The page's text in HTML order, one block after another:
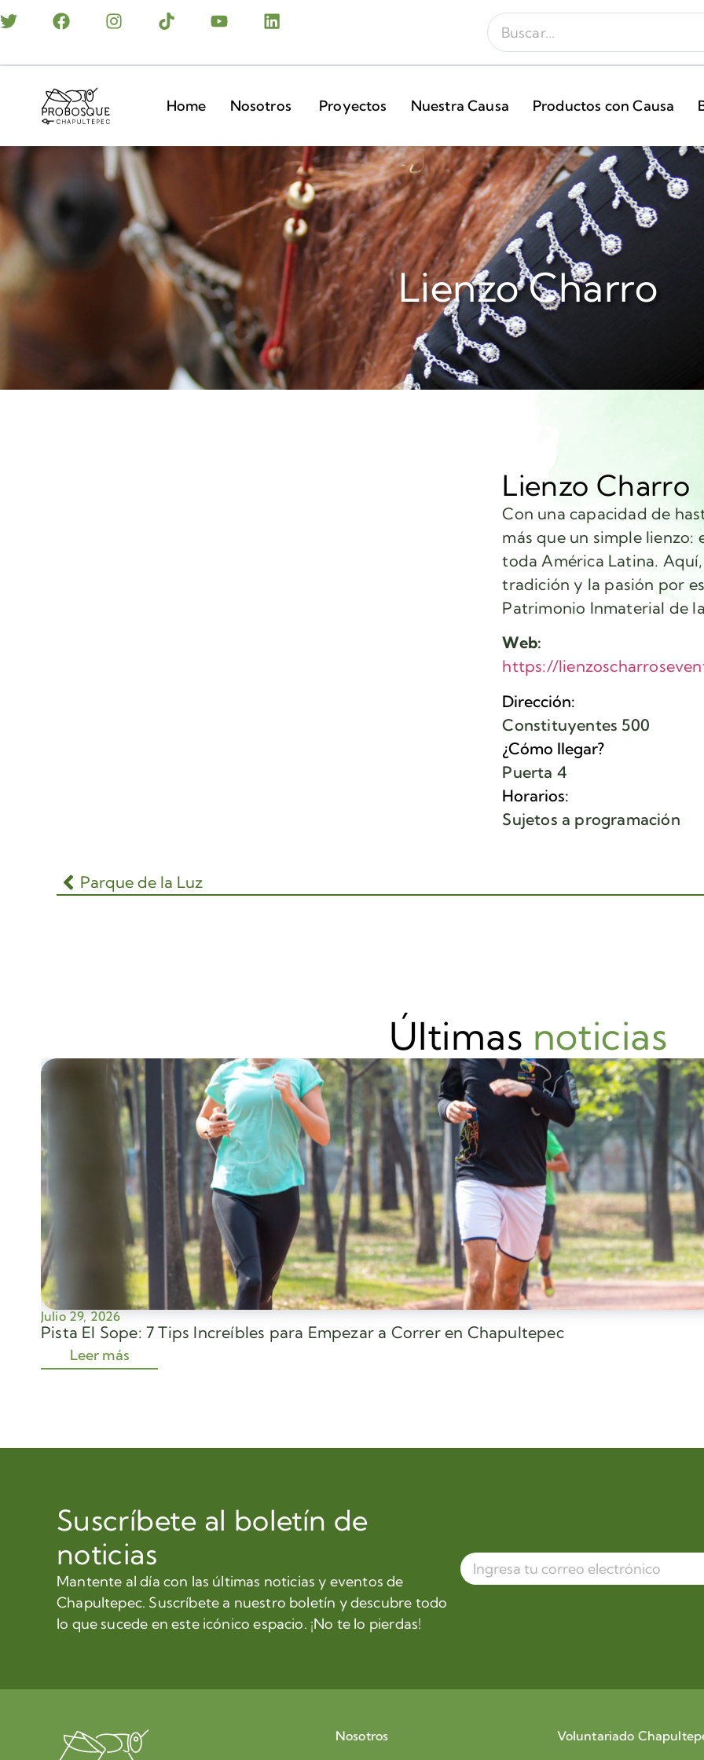
Home Nosotros Proyectos Nuestra Causa Productos con Causa
Lienzo Charro
Lienzo Charro
Con una capacidad de
más que un simple lienzo:
toda América Latina.
tradición y la pasión por
Patrimonio Inmaterial de
Web:
https://
Dirección:
Constituyentes 500
¿Cómo llegar?
Puerta 4
Horarios:
Sujetos a programación
Parque de la Luz
Últimas noticias
Julio 29, 2026
Pista El Sope: 7 Tips Increíbles para Empezar a Correr en Chapultepec
Leer más
Suscríbete al boletín de
noticias
Mantente al día con las últimas noticias y eventos de
Chapultepec. Suscríbete a nuestro boletín y descubre todo
lo que sucede en este icónico espacio. ¡No te lo pierdas!
Nosotros
Voluntariado